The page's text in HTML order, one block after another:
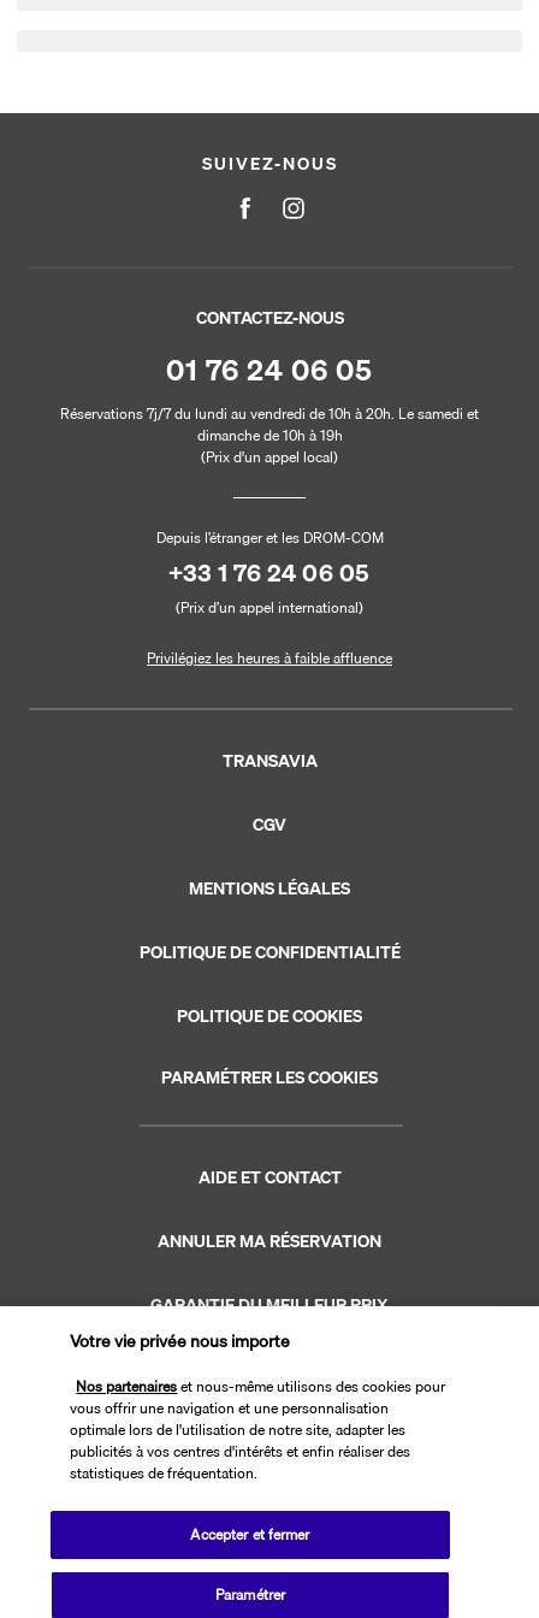
SUIVEZ-NOUS
CONTACTEZ-NOUS
01 76 24 06 05
Réservations 7j/7 du lundi au vendredi de 10h à 20h. Le samedi et
dimanche de 10h à 19h
(Prix d'un appel local)
Depuis l’étranger et les DROM-COM
+33 1 76 24 06 05
(Prix d’un appel international)
Privilégiez les heures à faible affluence
TRANSAVIA
CGV
MENTIONS LÉGALES
POLITIQUE DE CONFIDENTIALITÉ
POLITIQUE DE COOKIES
PARAMÉTRER LES COOKIES
AIDE ET CONTACT
ANNULER MA RÉSERVATION
GARANTIE DU MEILLEUR PRIX
Site édité par PerfectStay.com en partenariat avec Transavia. Les ventes
Votre vie privée nous importe
Nos partenaireset nous-même utilisons des cookies pour
vous offrir une navigation et une personnalisation
optimale lors de l'utilisation de notre site, adapter les
publicités à vos centres d'intérêts et enfin réaliser des
statistiques de fréquentation.
Paramétrer
Accepter et fermer